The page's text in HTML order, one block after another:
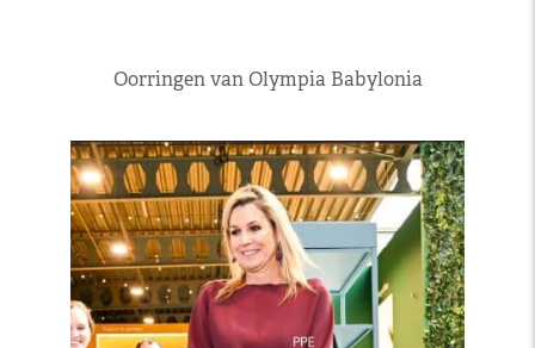
Oorringen van Olympia Babylonia